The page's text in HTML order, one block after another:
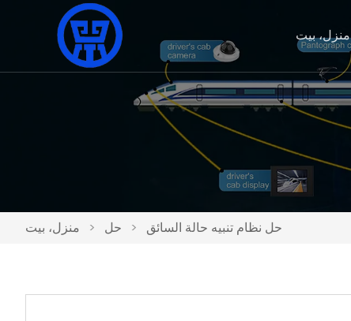
منزل، بيت
منزل، بيت > حل > حل نظام تنبيه حالة السائق